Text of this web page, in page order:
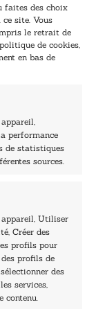
faites des choix
site. Vous
le retrait de
de cookies,
en bas de
performance
de statistiques
sources.
appareil, Utiliser
Créer des
profils pour
profils de
des
services,
contenu.
!